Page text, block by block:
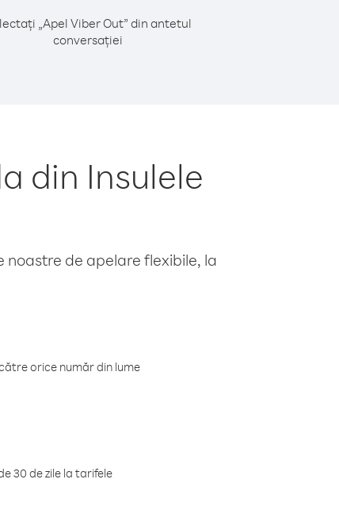
„Apel Viber Out” din antetul
conversației
din Insulele
de apelare flexibile, la
orice număr din lume
30 de zile la tarifele